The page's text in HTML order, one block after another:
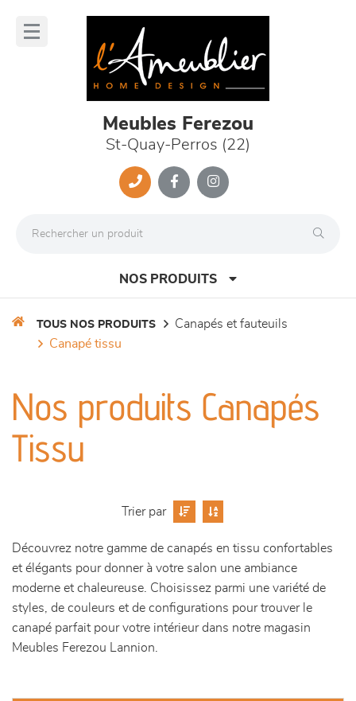
Meubles Ferezou
St-Quay-Perros (22)
NOS PRODUITS
séjours
meubles de complément
décoration
TOUS NOS PRODUITS
canapés et fauteuils
canapé tissu
Nos produits Canapés
Tissu
Trier par
Découvrez notre gamme de canapés en tissu confortables
et élégants pour donner à votre salon une ambiance
moderne et chaleureuse. Choisissez parmi une variété de
styles, de couleurs et de configurations pour trouver le
canapé parfait pour votre intérieur dans notre magasin
Meubles Ferezou Lannion.